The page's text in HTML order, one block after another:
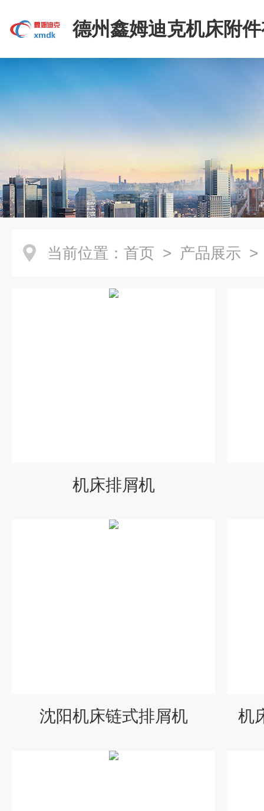
德州鑫姆迪克机床附
司
当前位置： 首页 > 产品展示
机床排屑机
沈阳机床链式排屑机 机